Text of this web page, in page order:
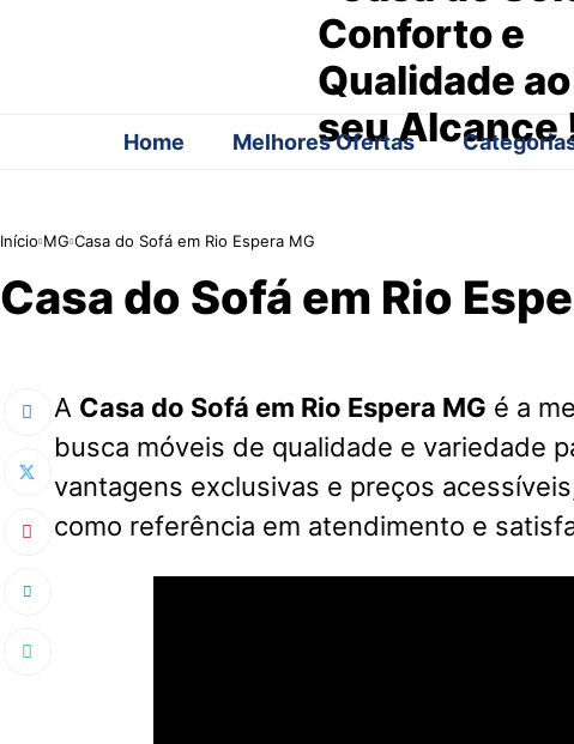
Home Melhores Ofertas
Início MG Casa do Sofá em Rio Espera MG
Casa do Sofá em Rio
A Casa do Sofá em Rio Espera MG é a
busca móveis de qualidade e variedade
vantagens exclusivas e preços
como referência em atendimento e